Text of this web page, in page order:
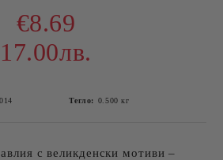
€8.69
17.00лв.
Тегло: 0.500 кг
с великденски мотиви –